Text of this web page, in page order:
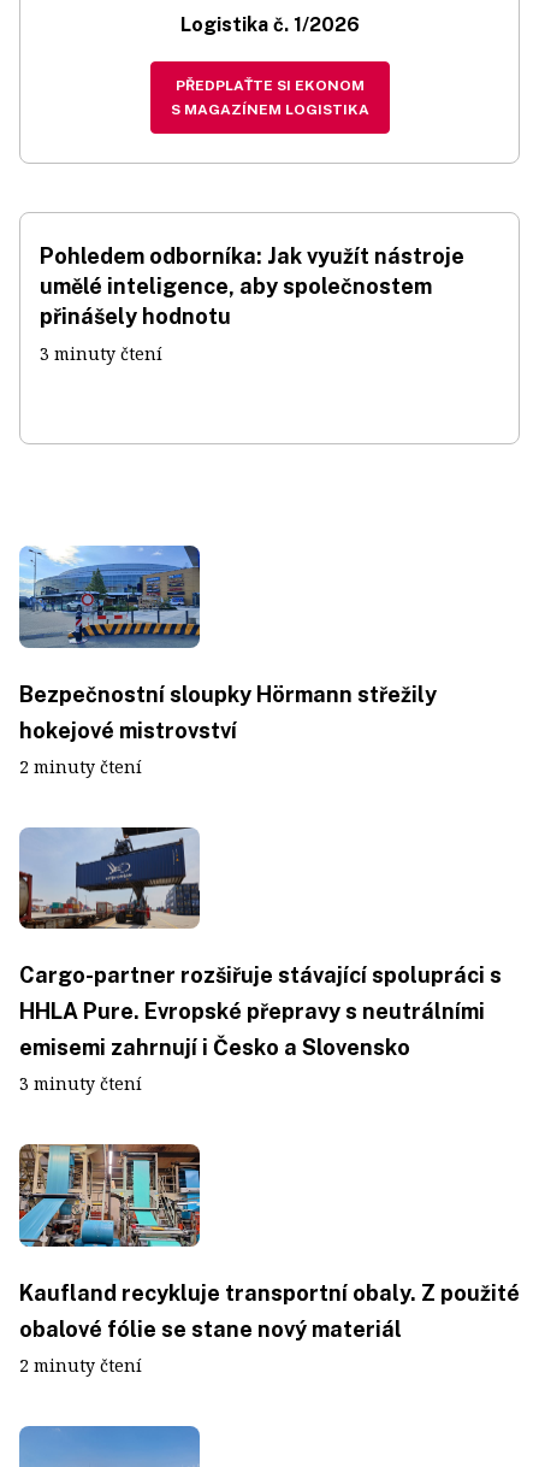
Logistika č. 1/2026
PŘEDPLAŤTE SI EKONOM
S MAGAZÍNEM LOGISTIKA
Pohledem odborníka: Jak využít nástroje
umělé inteligence, aby společnostem
přinášely hodnotu
3 minuty čtení
Bezpečnostní sloupky Hörmann střežily
hokejové mistrovství
2 minuty čtení
Cargo-partner rozšiřuje stávající spolupráci s
HHLA Pure. Evropské přepravy s neutrálními
emisemi zahrnují i Česko a Slovensko
3 minuty čtení
Kaufland recykluje transportní obaly. Z použité
obalové fólie se stane nový materiál
2 minuty čtení